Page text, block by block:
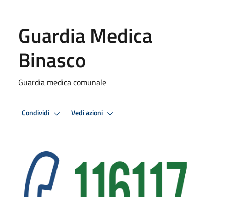
Guardia Medica
Binasco
Guardia medica comunale
Condividi Vedi azioni